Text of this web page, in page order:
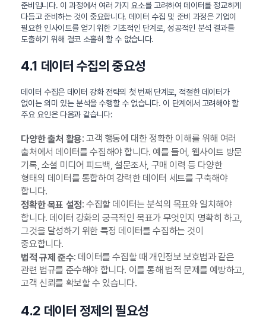
준비입니다. 이 과정에서 여러 가지 요소를 고려하여 데이터를 정교하게
다듬고 준비하는 것이 중요합니다. 데이터 수집 및 준비 과정은 기업이
필요한 인사이트를 얻기 위한 기초적인 단계로, 성공적인 분석 결과를
도출하기 위해 결코 소홀히 할 수 없습니다.
4.1 데이터 수집의 중요성
데이터 수집은 데이터 강화 전략의 첫 번째 단계로, 적절한 데이터가
없이는 의미 있는 분석을 수행할 수 없습니다. 이 단계에서 고려해야 할
주요 요인은 다음과 같습니다:
다양한 출처 활용: 고객 행동에 대한 정확한 이해를 위해 여러
출처에서 데이터를 수집해야 합니다. 예를 들어, 웹사이트 방문
기록, 소셜 미디어 피드백, 설문조사, 구매 이력 등 다양한
형태의 데이터를 통합하여 강력한 데이터 세트를 구축해야
합니다.
정확한 목표 설정: 수집할 데이터는 분석의 목표와 일치해야
합니다. 데이터 강화의 궁극적인 목표가 무엇인지 명확히 하고,
그것을 달성하기 위한 특정 데이터를 수집하는 것이
중요합니다.
법적 규제 준수: 데이터를 수집할 때 개인정보 보호법과 같은
관련 법규를 준수해야 합니다. 이를 통해 법적 문제를 예방하고,
고객 신뢰를 확보할 수 있습니다.
4.2 데이터 정제의 필요성